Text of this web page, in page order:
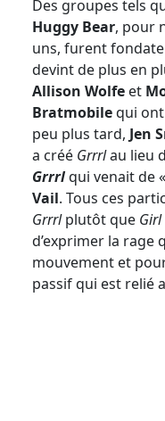
Des groupes tels
Huggy Bear, pour
uns, furent
devint de plus en
Allison Wolfe et
Bratmobilequi
peu plus tard, Jen
a créé Grrrlau lieu
Grrrlqui venait de «
Vail. Tous ces
Grrrlplutôt que Girl
d’exprimer la rage
mouvement et
passif qui est relié